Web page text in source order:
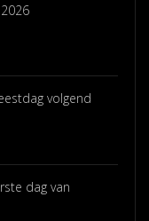
volgend
dag van